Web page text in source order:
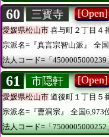
60 三寳寺 [Open]
愛媛県松山市 喜与町２丁目４
宗派名=『真言宗智山派』
全
法人コード=「4500005000239
61 市隠軒 [Open]
愛媛県松山市 道後町１丁目５
宗派名=『曹洞宗』
全国6,973
法人コード=「7500005000252